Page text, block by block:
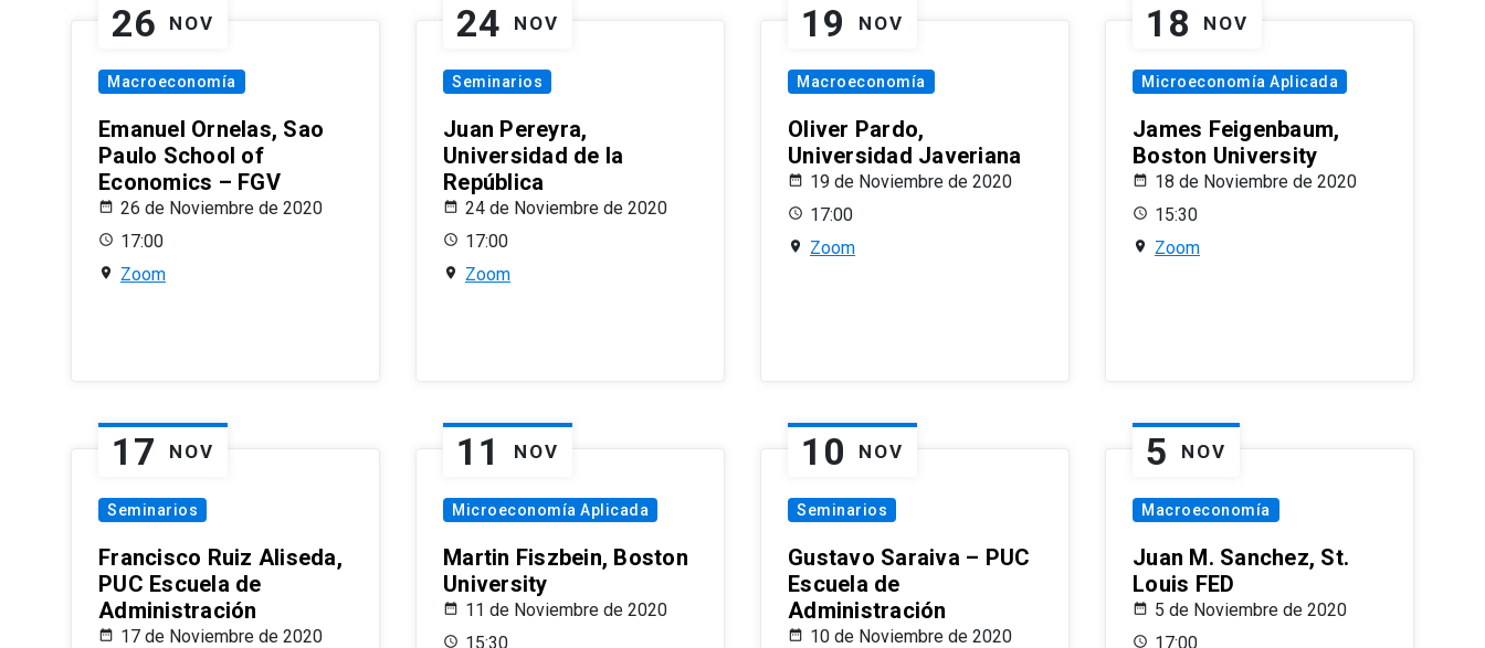
26 NOV
Macroeconomía
Emanuel Ornelas, Sao
Paulo School of
Economics – FGV
26 de Noviembre de 2020
17:00
Zoom
24 NOV
Seminarios
Juan Pereyra,
Universidad de la
República
24 de Noviembre de 2020
17:00
Zoom
19 NOV
Macroeconomía
Oliver Pardo,
Universidad Javeriana
19 de Noviembre de 2020
17:00
Zoom
18 NOV
Microeconomía Aplicada
James Feigenbaum,
Boston University
18 de Noviembre de 2020
15:30
Zoom
17 NOV
Seminarios
Francisco Ruiz Aliseda,
PUC Escuela de
Administración
17 de Noviembre de 2020
11 NOV
Microeconomía Aplicada
Martin Fiszbein, Boston
University
11 de Noviembre de 2020
15:30
10 NOV
Seminarios
Gustavo Saraiva – PUC
Escuela de
Administración
10 de Noviembre de 2020
5 NOV
Macroeconomía
Juan M. Sanchez, St.
Louis FED
5 de Noviembre de 2020
17:00